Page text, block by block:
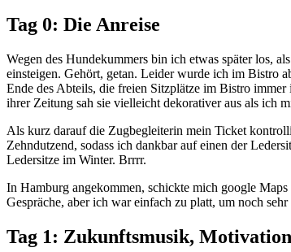
Tag 0: Die Anreise
Wegen des Hundekummers bin ich etwas später los,
einsteigen. Gehört, getan. Leider wurde ich im Bistro
Ende des Abteils, die freien Sitzplätze im Bistro
ihrer Zeitung sah sie vielleicht dekorativer aus als ich
Als kurz darauf die Zugbegleiterin mein Ticket
Zehndutzend, sodass ich dankbar auf einen der
Ledersitze im Winter. Brrrr.
In Hamburg angekommen, schickte mich google
Gespräche, aber ich war einfach zu platt, um noch
Tag 1: Zukunftsmusik,